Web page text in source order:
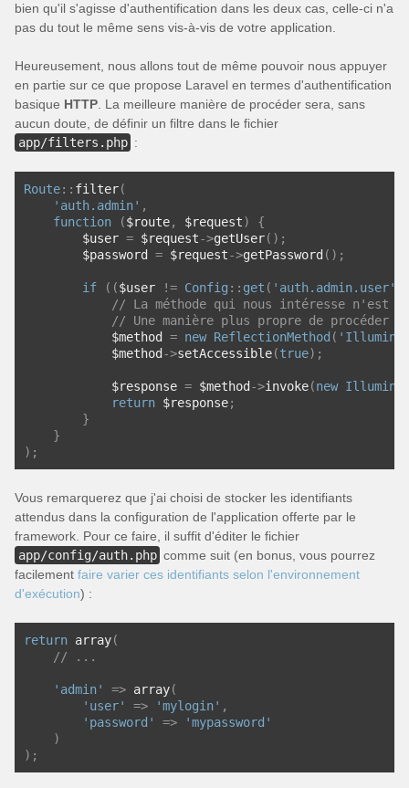
bien qu'il s'agisse d'authentification dans les deux cas, celle-ci n'a
pas du tout le même sens vis-à-vis de votre application.
Heureusement, nous allons tout de même pouvoir nous appuyer
en partie sur ce que propose Laravel en termes d'authentification
basique HTTP . La meilleure manière de procéder sera, sans
aucun doute, de définir un filtre dans le fichier
app/filters.php :
Route:: filter(
'auth.admin' ,
function
($route, $request)
{
        $user
= $request->getUser();
        $password
= $request->getPassword ();
if (($user != Config :: get ( 'auth.admin.user'
// La méthode qui nous intéresse n'est
// Une manière plus propre de procéder
            $method
= new ReflectionMethod (
            $method
->setAccessible(true);
            $response
= $method ->invoke(new
return $response;
}
}
);
Vous remarquerez que j'ai choisi de stocker les identifiants
attendus dans la configuration de l'application offerte par le
framework. Pour ce faire, il suffit d'éditer le fichier
app/config/auth.php comme suit (en bonus, vous pourrez
facilement faire varier ces identifiants selon l'environnement
d'exécution) :
return array(
// ...
'admin' => array(
'user'
=> 'mylogin' ,
'password'
=>
'mypassword'
)
);